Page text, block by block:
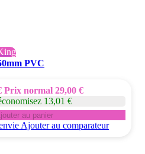
PVC
Prix normal 29,00 €
13,01 €
au panier
Ajouter au comparateur